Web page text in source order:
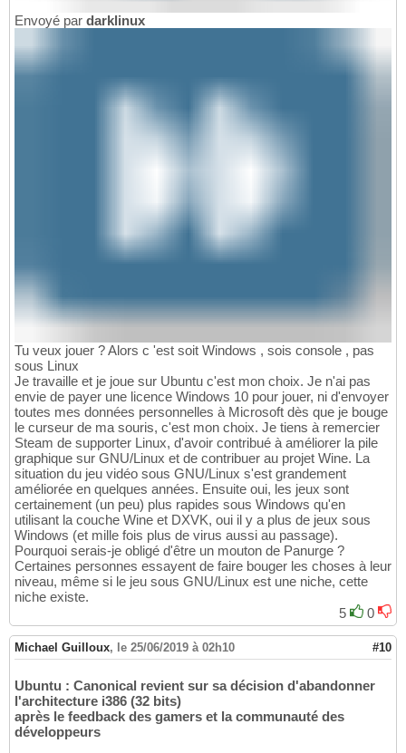
Envoyé par darklinux
Tu veux jouer ? Alors c 'est soit Windows , sois console , pas
sous Linux
Je travaille et je joue sur Ubuntu c'est mon choix. Je n'ai pas
envie de payer une licence Windows 10 pour jouer, ni d'envoyer
toutes mes données personnelles à Microsoft dès que je bouge
le curseur de ma souris, c'est mon choix. Je tiens à remercier
Steam de supporter Linux, d'avoir contribué à améliorer la pile
graphique sur GNU/Linux et de contribuer au projet Wine. La
situation du jeu vidéo sous GNU/Linux s'est grandement
améliorée en quelques années. Ensuite oui, les jeux sont
certainement (un peu) plus rapides sous Windows qu'en
utilisant la couche Wine et DXVK, oui il y a plus de jeux sous
Windows (et mille fois plus de virus aussi au passage).
Pourquoi serais-je obligé d'être un mouton de Panurge ?
Certaines personnes essayent de faire bouger les choses à leur
niveau, même si le jeu sous GNU/Linux est une niche, cette
niche existe.
5
0
Michael Guilloux, le 25/06/2019 à 02h10 #10
Ubuntu : Canonical revient sur sa décision d'abandonner
l'architecture i386 (32 bits)
après le feedback des gamers et la communauté des
développeurs